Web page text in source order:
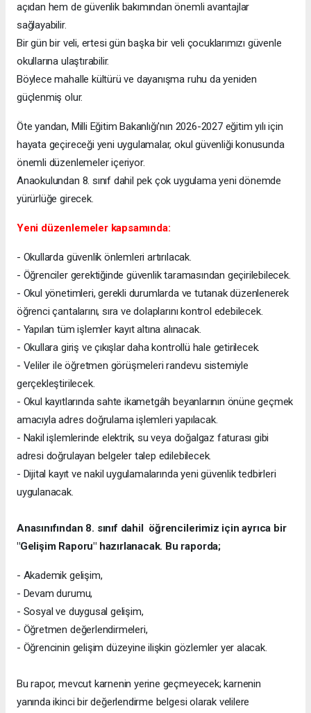
açıdan hem de güvenlik bakımından önemli avantajlar
sağlayabilir.
Bir gün bir veli, ertesi gün başka bir veli çocuklarımızı güvenle
okullarına ulaştırabilir.
Böylece mahalle kültürü ve dayanışma ruhu da yeniden
güçlenmiş olur.
Öte yandan, Milli Eğitim Bakanlığı'nın 2026-2027 eğitim yılı için
hayata geçireceği yeni uygulamalar, okul güvenliği konusunda
önemli düzenlemeler içeriyor.
Anaokulundan 8. sınıf dahil pek çok uygulama yeni dönemde
yürürlüğe girecek.
Yeni düzenlemeler kapsamında:
- Okullarda güvenlik önlemleri artırılacak.
- Öğrenciler gerektiğinde güvenlik taramasından geçirilebilecek.
- Okul yönetimleri, gerekli durumlarda ve tutanak düzenlenerek
öğrenci çantalarını, sıra ve dolaplarını kontrol edebilecek.
- Yapılan tüm işlemler kayıt altına alınacak.
- Okullara giriş ve çıkışlar daha kontrollü hale getirilecek.
- Veliler ile öğretmen görüşmeleri randevu sistemiyle
gerçekleştirilecek.
- Okul kayıtlarında sahte ikametgâh beyanlarının önüne geçmek
amacıyla adres doğrulama işlemleri yapılacak.
- Nakil işlemlerinde elektrik, su veya doğalgaz faturası gibi
adresi doğrulayan belgeler talep edilebilecek.
- Dijital kayıt ve nakil uygulamalarında yeni güvenlik tedbirleri
uygulanacak.
Anasınıfından 8. sınıf dahil öğrencilerimiz için ayrıca bir
"Gelişim Raporu" hazırlanacak. Bu raporda;
- Akademik gelişim,
- Devam durumu,
- Sosyal ve duygusal gelişim,
- Öğretmen değerlendirmeleri,
- Öğrencinin gelişim düzeyine ilişkin gözlemler yer alacak.
Bu rapor, mevcut karnenin yerine geçmeyecek; karnenin
yanında ikinci bir değerlendirme belgesi olarak velilere